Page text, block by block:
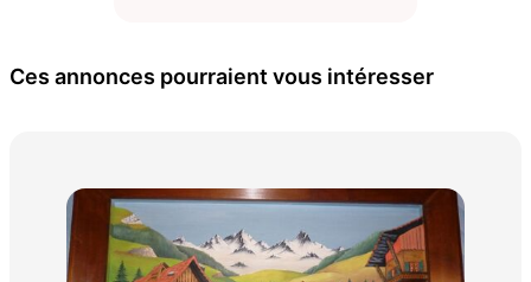
Ces annonces pourraient vous intéresser